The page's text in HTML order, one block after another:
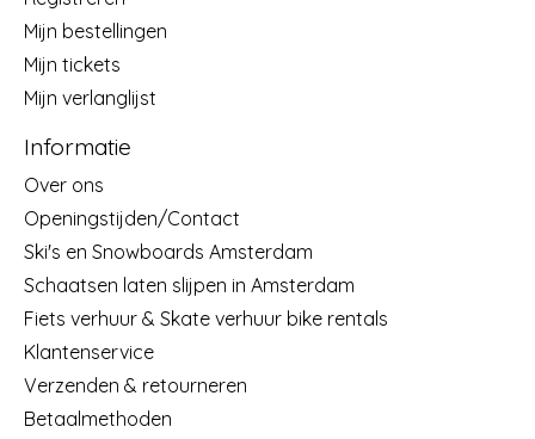
Mijn bestellingen
Mijn tickets
Mijn verlanglijst
Informatie
Over ons
Openingstijden/Contact
Ski's en Snowboards Amsterdam
Schaatsen laten slijpen in Amsterdam
Fiets verhuur & Skate verhuur bike rentals
Klantenservice
Verzenden & retourneren
Betaalmethoden